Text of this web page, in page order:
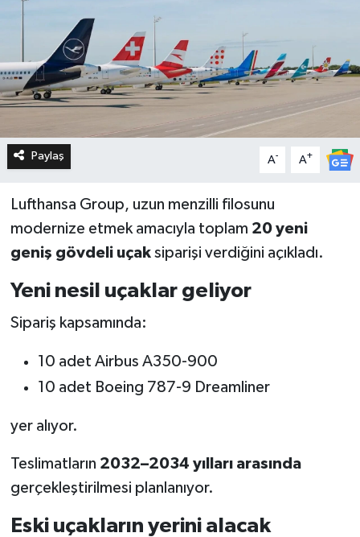
Paylaş A- A+
Lufthansa Group, uzun menzilli filosunu
modernize etmek amacıyla toplam 20 yeni
geniş gövdeli uçaksiparişi verdiğini açıkladı.
Yeni nesil uçaklar geliyor
Sipariş kapsamında:
10 adet Airbus A350-900
10 adet Boeing 787-9 Dreamliner
yer alıyor.
Teslimatların 2032–2034 yılları arasında
gerçekleştirilmesi planlanıyor.
Eski uçakların yerini alacak